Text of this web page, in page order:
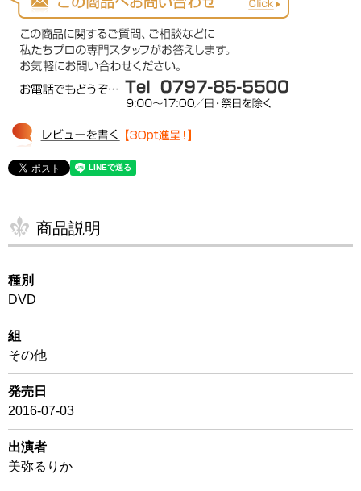
商品説明
種別
DVD
組
その他
発売日
2016-07-03
出演者
美弥るりか